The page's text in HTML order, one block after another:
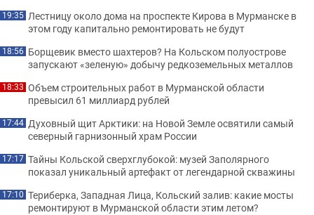
19:35 Лестницу около дома на проспекте Кирова в Мурманске в
этом году капитально ремонтировать не будут
18:56 Борщевик вместо шахтеров? На Кольском полуострове
запускают «зеленую» добычу редкоземельных металлов
18:33 Объем строительных работ в Мурманской области
превысил 61 миллиард рублей
17:44 Духовный щит Арктики: на Новой Земле освятили самый
северный гарнизонный храм России
17:17 Тайны Кольской сверхглубокой: музей Заполярного
показал уникальный артефакт от легендарной скважины
17:10 Териберка, Западная Лица, Кольский залив: какие мосты
ремонтируют в Мурманской области этим летом?